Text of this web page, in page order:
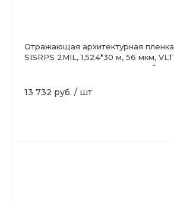
Отражающая архитектурная
SISRPS 2MIL, 1,524*30 м, 56 мкм,
защита от царапин, зеркальный
13 732 руб. / шт